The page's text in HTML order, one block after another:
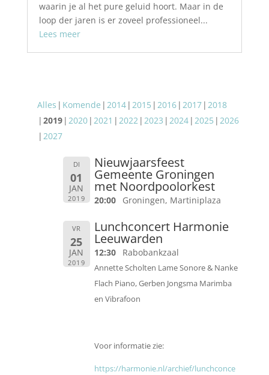
waarin je al het pure geluid hoort. Maar in de
loop der jaren is er zoveel professioneel...
Lees meer
Alles Komende 2014 2015 2016 2017 2018
2019 2020 2021 2022 2023 2024 2025 2026
2027
DI
01
JAN
2019
Nieuwjaarsfeest
Gemeente Groningen
met Noordpoolorkest
20:00 Groningen, Martiniplaza
VR
25
JAN
2019
Lunchconcert Harmonie
Leeuwarden
12:30 Rabobankzaal
Annette Scholten Lame Sonore & Nanke
Flach Piano, Gerben Jongsma Marimba
en Vibrafoon
Voor informatie zie:
https://harmonie.nl/archief/lunchconce